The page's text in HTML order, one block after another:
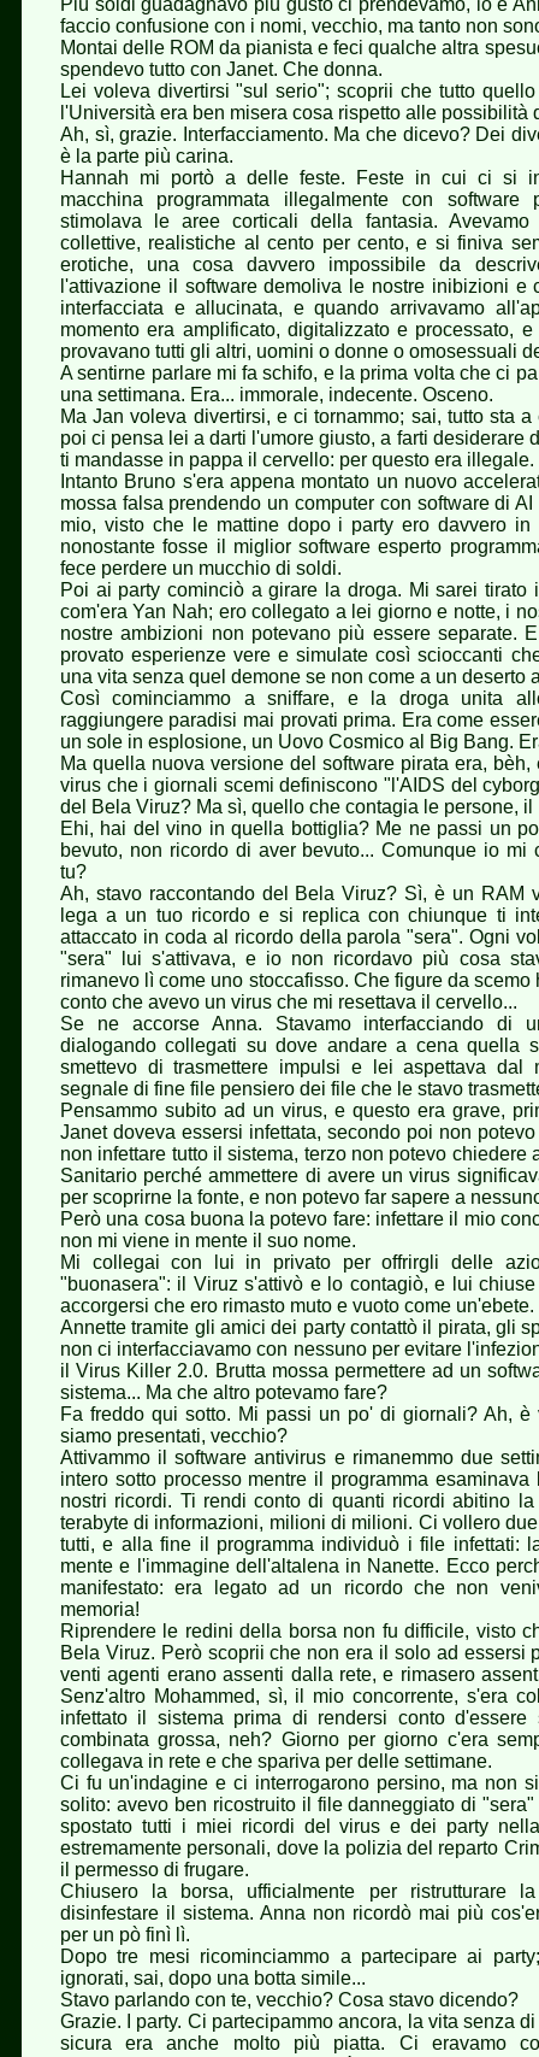
Più soldi guadagnavo più gusto ci prendevamo, io e
faccio confusione con i nomi, vecchio, ma tanto non
Montai delle ROM da pianista e feci qualche altra
spendevo tutto con Janet. Che donna.
Lei voleva divertirsi "sul serio"; scoprii che tutto
l'Università era ben misera cosa rispetto alle possibilità
Ah, sì, grazie. Interfacciamento. Ma che dicevo? Dei
è la parte più carina.
Hannah mi portò a delle feste. Feste in cui ci si
macchina programmata illegalmente con
stimolava le aree corticali della fantasia. Avevamo
collettive, realistiche al cento per cento, e si finiva
erotiche, una cosa davvero impossibile da
l'attivazione il software demoliva le nostre inibizioni e
interfacciata e allucinata, e quando arrivavamo
momento era amplificato, digitalizzato e processato,
provavano tutti gli altri, uomini o donne o omosessuali
A sentirne parlare mi fa schifo, e la prima volta che ci
una settimana. Era... immorale, indecente. Osceno.
Ma Jan voleva divertirsi, e ci tornammo; sai, tutto sta
poi ci pensa lei a darti l'umore giusto, a farti desiderare
ti mandasse in pappa il cervello: per questo era illegale.
Intanto Bruno s'era appena montato un nuovo
mossa falsa prendendo un computer con software di
mio, visto che le mattine dopo i party ero davvero in
nonostante fosse il miglior software esperto
fece perdere un mucchio di soldi.
Poi ai party cominciò a girare la droga. Mi sarei tirato
com'era Yan Nah; ero collegato a lei giorno e notte, i
nostre ambizioni non potevano più essere separate.
provato esperienze vere e simulate così scioccanti
una vita senza quel demone se non come a un deserto
Così cominciammo a sniffare, e la droga unita
raggiungere paradisi mai provati prima. Era come
un sole in esplosione, un Uovo Cosmico al Big Bang.
Ma quella nuova versione del software pirata era,
virus che i giornali scemi definiscono "l'AIDS del
del Bela Viruz? Ma sì, quello che contagia le persone, il
Ehi, hai del vino in quella bottiglia? Me ne passi un
bevuto, non ricordo di aver bevuto... Comunque io mi
tu?
Ah, stavo raccontando del Bela Viruz? Sì, è un RAM
lega a un tuo ricordo e si replica con chiunque ti
attaccato in coda al ricordo della parola "sera". Ogni
"sera" lui s'attivava, e io non ricordavo più cosa
rimanevo lì come uno stoccafisso. Che figure da scemo
conto che avevo un virus che mi resettava il cervello...
Se ne accorse Anna. Stavamo interfacciando di
dialogando collegati su dove andare a cena quella
smettevo di trasmettere impulsi e lei aspettava dal
segnale di fine file pensiero dei file che le stavo
Pensammo subito ad un virus, e questo era grave,
Janet doveva essersi infettata, secondo poi non
non infettare tutto il sistema, terzo non potevo chiedere
Sanitario perché ammettere di avere un virus
per scoprirne la fonte, e non potevo far sapere a
Però una cosa buona la potevo fare: infettare il mio
non mi viene in mente il suo nome.
Mi collegai con lui in privato per offrirgli delle
"buonasera": il Viruz s'attivò e lo contagiò, e lui
accorgersi che ero rimasto muto e vuoto come un'ebete.
Annette tramite gli amici dei party contattò il pirata, gli
non ci interfacciavamo con nessuno per evitare
il Virus Killer 2.0. Brutta mossa permettere ad un
sistema... Ma che altro potevamo fare?
Fa freddo qui sotto. Mi passi un po' di giornali? Ah,
siamo presentati, vecchio?
Attivammo il software antivirus e rimanemmo due
intero sotto processo mentre il programma
nostri ricordi. Ti rendi conto di quanti ricordi abitino
terabyte di informazioni, milioni di milioni. Ci vollero
tutti, e alla fine il programma individuò i file infettati:
mente e l'immagine dell'altalena in Nanette. Ecco
manifestato: era legato ad un ricordo che non
memoria!
Riprendere le redini della borsa non fu difficile, visto
Bela Viruz. Però scoprii che non era il solo ad essersi
venti agenti erano assenti dalla rete, e rimasero
Senz'altro Mohammed, sì, il mio concorrente, s'era
infettato il sistema prima di rendersi conto d'essere
combinata grossa, neh? Giorno per giorno c'era
collegava in rete e che spariva per delle settimane.
Ci fu un'indagine e ci interrogarono persino, ma non
solito: avevo ben ricostruito il file danneggiato di
spostato tutti i miei ricordi del virus e dei party
estremamente personali, dove la polizia del reparto
il permesso di frugare.
Chiusero la borsa, ufficialmente per ristrutturare
disinfestare il sistema. Anna non ricordò mai più
per un pò finì lì.
Dopo tre mesi ricominciammo a partecipare ai
ignorati, sai, dopo una botta simile...
Stavo parlando con te, vecchio? Cosa stavo dicendo?
Grazie. I party. Ci partecipammo ancora, la vita senza
sicura era anche molto più piatta. Ci eravamo